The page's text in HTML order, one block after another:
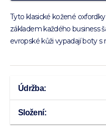
Tyto klasické kožené
základem každého business
evropské kůži vypadají boty s
Údržba:
Složení: